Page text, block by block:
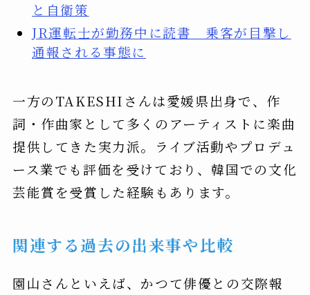
と自衛策
JR運転士が勤務中に読書 乗客が目撃し
通報される事態に
一方のTAKESHIさんは愛媛県出身で、作
詞・作曲家として多くのアーティストに楽曲
提供してきた実力派。ライブ活動やプロデュ
ース業でも評価を受けており、韓国での文化
芸能賞を受賞した経験もあります。
関連する過去の出来事や比較
園山さんといえば、かつて俳優との交際報